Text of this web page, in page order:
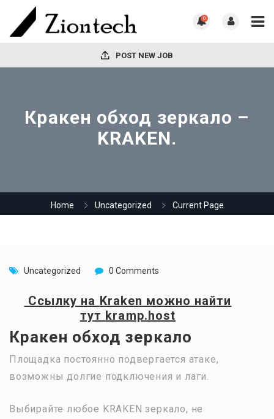
0
POST NEW JOB
Кракен обход зеркало –
KRAKEN.
Home Uncategorized Current Page
Uncategorized 0 Comments
Ссылку на Kraken можно найти
тут kramp.host
Кракен обход зеркало
Площадка постоянно подвергается атаке,
возможны долгие подключения и лаги.
Выбирайте любое KRAKEN зеркало, не